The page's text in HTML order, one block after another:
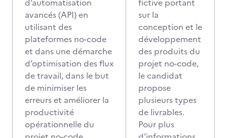
d’automatisation
avancés (API) en
utilisant des
plateformes no-code
et dans une démarche
d’optimisation des flux
de travail, dans le but
de minimiser les
erreurs et améliorer la
productivité
opérationnelle du
fictive portant
sur la
conception et le
développement
des produits du
projet no-code,
le candidat
propose
plusieurs types
de livrables.
Pour plus